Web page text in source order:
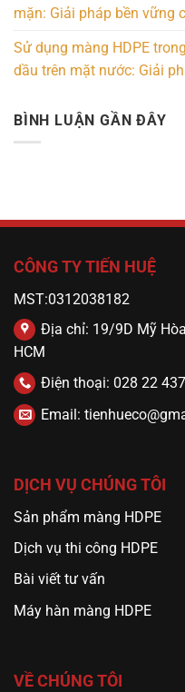
mặn: Giải pháp bền vững
Sử dụng màng HDPE
dầu trên mặt nước: Giải
BÌNH LUẬN GẦN ĐÂY
CÔNG TY TIẾN HUỆ
MST:0312038182
Địa chỉ: 19/9D Mỹ
HCM
Điện thoại: 028 22
Email:
DỊCH VỤ CHÚNG TÔI
Sản phẩm màng HDPE
Dịch vụ thi công HDPE
Bài viết tư vấn
Máy hàn màng HDPE
VỀ CHÚNG TÔI